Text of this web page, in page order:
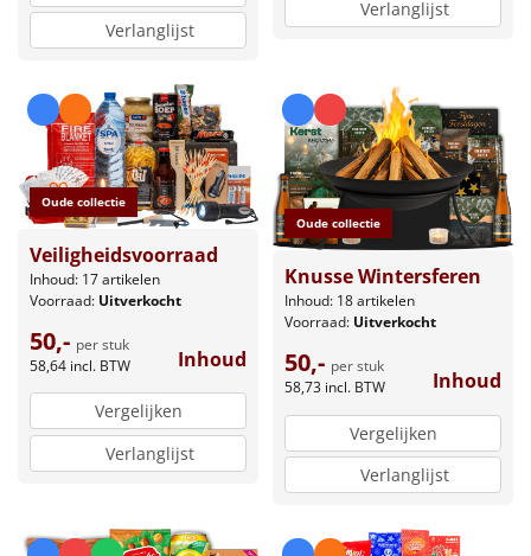
Verlanglijst
Verlanglijst
Oude collectie
Veiligheidsvoorraad
Inhoud: 17 artikelen
Voorraad: Uitverkocht
50,- per stuk
58,64 incl. BTW Inhoud
Vergelijken
Verlanglijst
Oude collectie
Knusse Wintersferen
Inhoud: 18 artikelen
Voorraad: Uitverkocht
50,- per stuk
58,73 incl. BTW Inhoud
Vergelijken
Verlanglijst